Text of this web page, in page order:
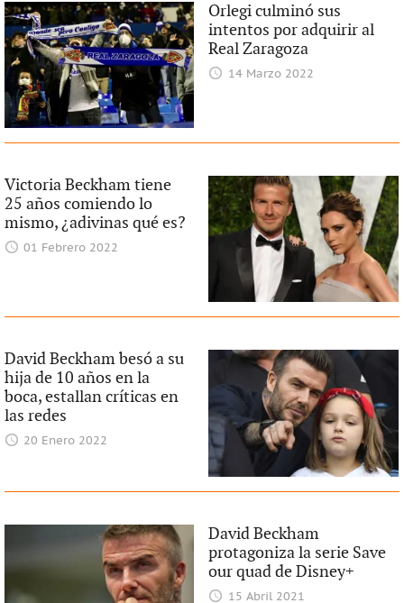
Orlegi culminó sus
intentos por adquirir al
Real Zaragoza
14 Marzo 2022
Victoria Beckham tiene
25 años comiendo lo
mismo, ¿adivinas qué es?
01 Febrero 2022
David Beckham besó a su
hija de 10 años en la
boca, estallan críticas en
las redes
20 Enero 2022
David Beckham
protagoniza la serie Save
our quad de Disney+
15 Abril 2021